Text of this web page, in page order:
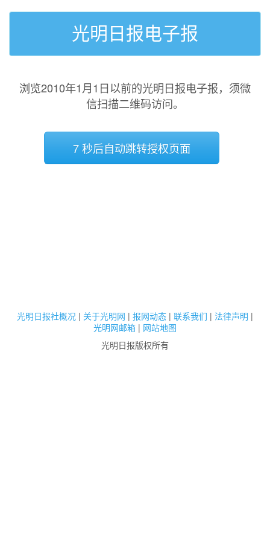
光明日报电子报
浏览2010年1月1日以前的光明日报电子报，须微
信扫描二维码访问。
7 秒后自动跳转授权页面
光明日报社概况 | 关于光明网 | 报网动态 | 联系我们 | 法律声明 |
光明网邮箱 | 网站地图
光明日报版权所有